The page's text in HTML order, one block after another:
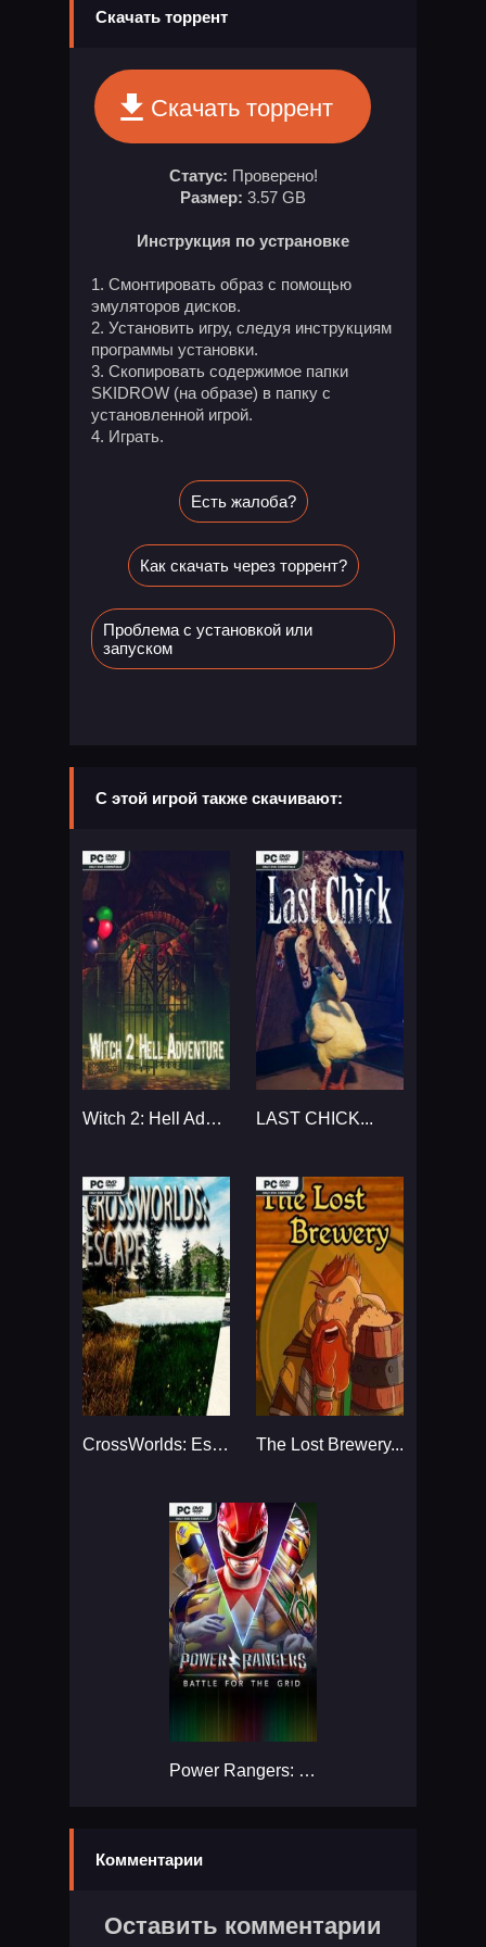
Скачать торрент
Скачать торрент
Статус: Проверено!
Размер: 3.57 GB
Инструкция по устрановке
Смонтировать образ с помощью
эмуляторов дисков.
Установить игру, следуя инструкциям
программы установки.
Скопировать содержимое папки
SKIDROW (на образе) в папку с
установленной игрой.
Играть.
Есть жалоба?
Как скачать через торрент?
Проблема с установкой или
запуском
С этой игрой также скачивают:
Witch 2: Hell Adventure... LAST CHICK...
CrossWorlds: Escape... The Lost Brewery...
Power Rangers: Battle for the Grid - Super Edition...
Комментарии
Оставить комментарии